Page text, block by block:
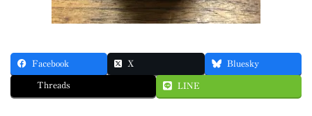
Facebook X Bluesky
Threads LINE